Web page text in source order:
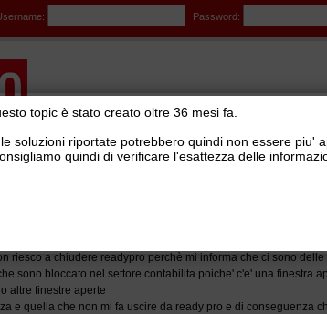
Password:
>Gestionale Ready Pro>Installazione e configurazione
riesco a chiudere readypro perchè mi informa che ci sono delle
sono bloccato nel settore contabilita poiche' c'e' una
altre finestre aperte
e quella che non mi fa uscire da ready pro e di conseguenza
topic è stato creato oltre 36 mesi fa.
soluzioni riportate potrebbero quindi non essere piu'
quindi di verificare l'esattezza delle